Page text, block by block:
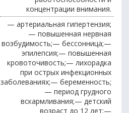
концентрации внимания.
— артериальная гипертензия;
— повышенная нервная
возбудимость;— бессонница;—
эпилепсия;— повышенная
кровоточивость;— лихорадка
при острых инфекционных
заболеваниях;— беременность;
— период грудного
вскармливания;— детский
возраст до 12 лет;—